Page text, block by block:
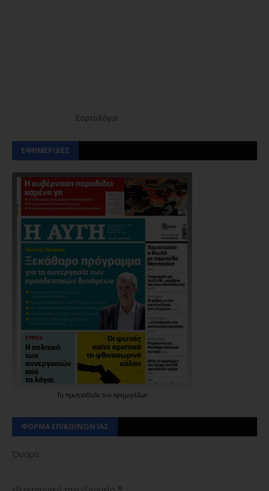
Εορτολόγιο
ΕΦΗΜΕΡΙΔΕΣ
Τα πρωτοσέλιδα των εφημερίδων
ΦΌΡΜΑ ΕΠΙΚΟΙΝΩΝΊΑΣ
Όνομα